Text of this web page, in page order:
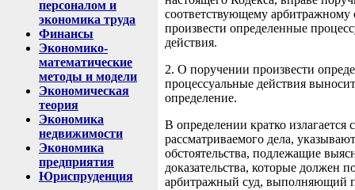
персоналом и
экономика труда
Финансы
Экономико-
математические
методы и модели
Экономическая
теория
Экономика
недвижимости
Экономика
предприятия
Юриспруденция
соответствующему арбитражному
произвести определенные
действия.
2. О поручении произвести
процессуальные действия
определение.
В определении кратко излагается
рассматриваемого дела,
обстоятельства, подлежащие
доказательства, которые должен
арбитражный суд, выполняющий